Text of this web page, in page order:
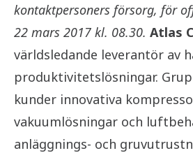
kontaktpersoners försorg, för
22 mars 2017 kl. 08.30. Atlas
världsledande leverantör av
produktivitetslösningar.
kunder innovativa
vakuumlösningar och
anläggnings- och